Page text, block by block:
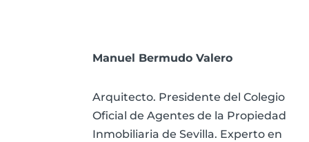
Manuel Bermudo Valero
Arquitecto. Presidente del Colegio
Oficial de Agentes de la Propiedad
Inmobiliaria de Sevilla. Experto en